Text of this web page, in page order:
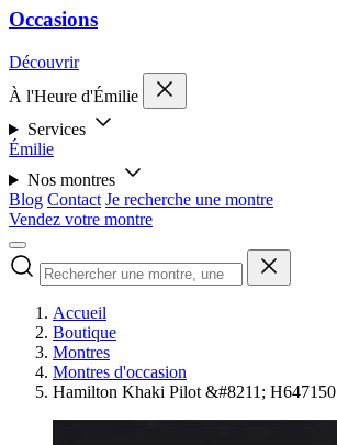
Occasions
Découvrir
À l'Heure d'Émilie
Services
Émilie
Nos montres
Blog Contact Je recherche une montre
Vendez votre montre
Accueil
Boutique
Montres
Montres d'occasion
Hamilton Khaki Pilot &#8211; H647150